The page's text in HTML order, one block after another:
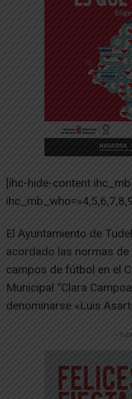
[ihc-hide-content
El Ayuntamiento de
acordado las normas
campos de fútbol en el
Municipal “Clara
denominarse «Luis
--